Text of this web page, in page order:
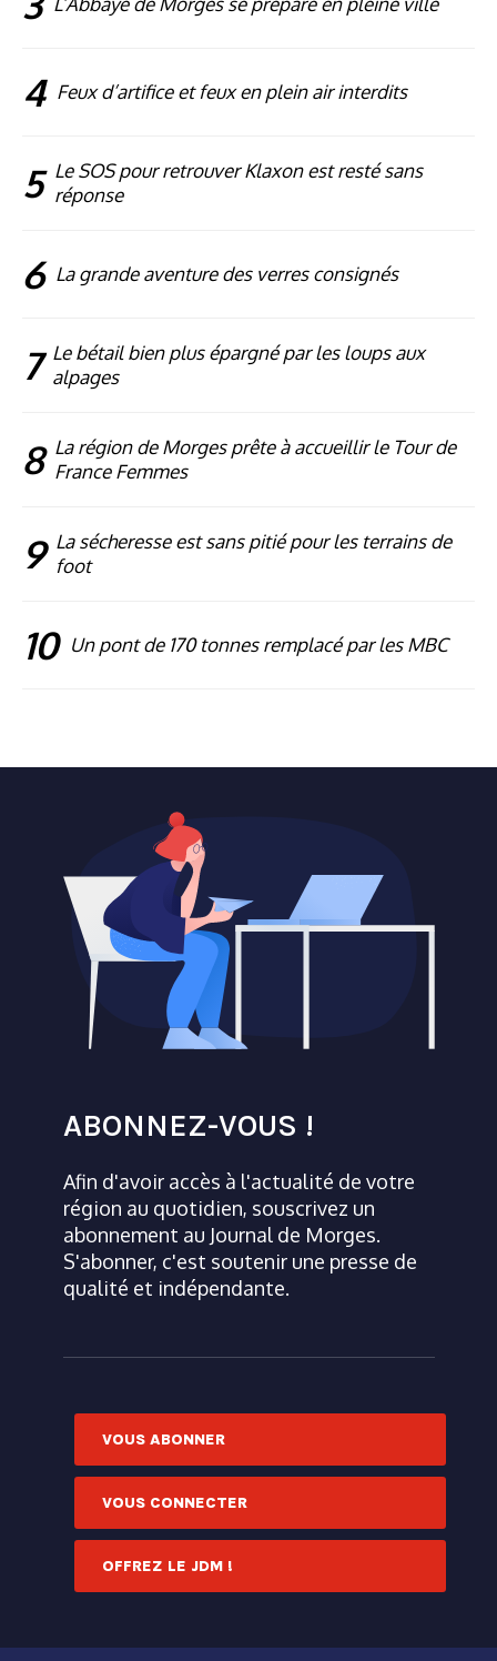
4 Feux d’artifice et feux en plein air interdits
5 Le SOS pour retrouver Klaxon est resté sans
réponse
6 La grande aventure des verres consignés
7 Le bétail bien plus épargné par les loups aux
alpages
8 La région de Morges prête à accueillir le Tour de
France Femmes
9 La sécheresse est sans pitié pour les terrains de
foot
10 Un pont de 170 tonnes remplacé par les MBC
ABONNEZ-VOUS !
Afin d'avoir accès à l'actualité de votre
région au quotidien, souscrivez un
abonnement au Journal de Morges.
S'abonner, c'est soutenir une presse de
qualité et indépendante.
VOUS ABONNER
VOUS CONNECTER
OFFREZ LE JDM !